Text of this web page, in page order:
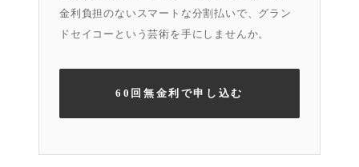
金利負担のないスマートな分割払いで、グラン
ドセイコーという芸術を手にしませんか。
60回無金利で申し込む